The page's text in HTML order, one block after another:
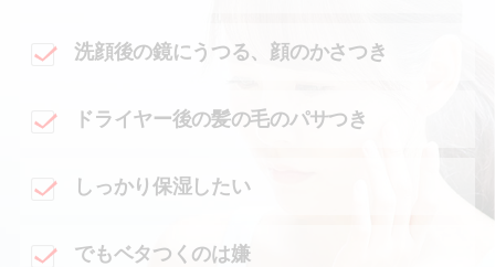
洗顔後の鏡にうつる、顔のかさつき
ドライヤー後の髪の毛のパサつき
しっかり保湿したい
でもベタつくのは嫌